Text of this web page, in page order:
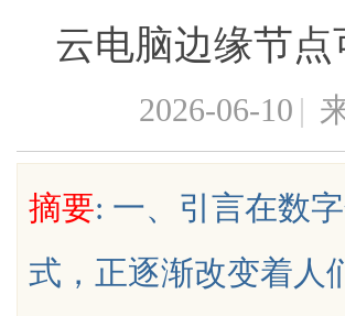
云电脑边缘节
2026-06-10 |
摘要: 一、引言在数
式，正逐渐改变着人
他免费派单？ 发体系全解